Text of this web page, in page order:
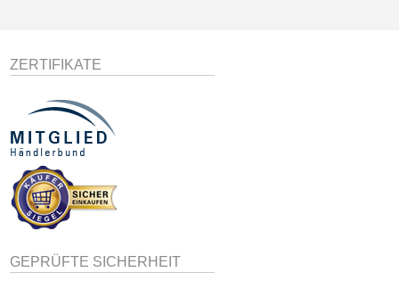
ZERTIFIKATE
GEPRÜFTE SICHERHEIT